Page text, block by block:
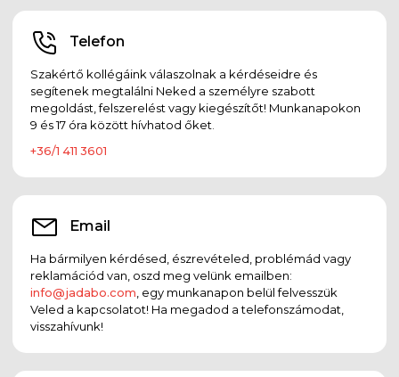
Telefon
Szakértő kollégáink válaszolnak a kérdéseidre és
segítenek megtalálni Neked a személyre szabott
megoldást, felszerelést vagy kiegészítőt! Munkanapokon
9 és 17 óra között hívhatod őket.
+36/1 411 3601
Email
Ha bármilyen kérdésed, észrevételed, problémád vagy
reklamációd van, oszd meg velünk emailben:
info@jadabo.com , egy munkanapon belül felvesszük
Veled a kapcsolatot! Ha megadod a telefonszámodat,
visszahívunk!